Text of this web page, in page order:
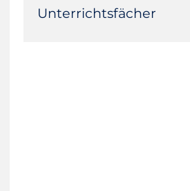
Unterrichtsfächer